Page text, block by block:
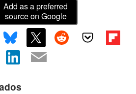
Add as a preferred
source on Google